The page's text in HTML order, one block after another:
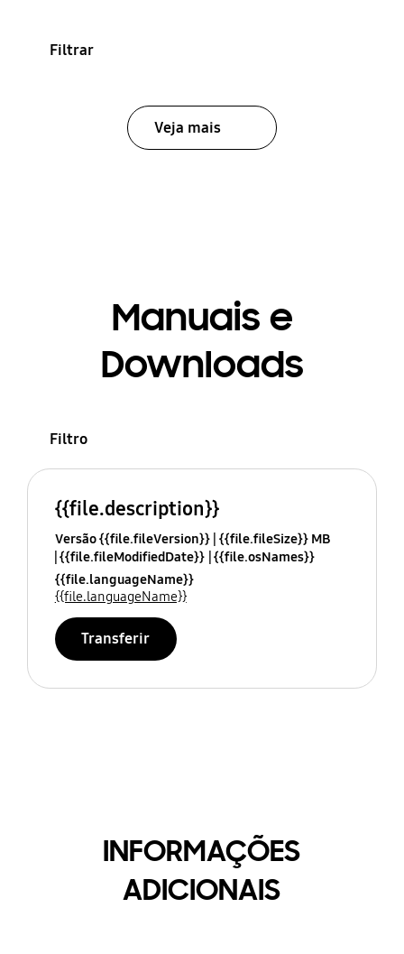
Filtrar
Veja mais
Manuais e
Downloads
Filtro
{{file.description}}
Versão {{file.fileVersion}} {{file.fileSize}} MB
{{file.fileModifiedDate}} {{file.osNames}}
{{file.languageName}}
{{file.languageName}}
Transferir
INFORMAÇÕES
ADICIONAIS